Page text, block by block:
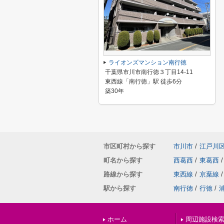
ライオンズマンション南行徳
千葉県市川市南行徳３丁目14-11
東西線「南行徳」駅 徒歩6分
築30年
市区町村から探す 市川市 / 江戸川
町名から探す
西葛西 / 東葛西 /
路線から探す
東西線 / 京葉線 /
駅から探す
南行徳 / 行徳 /
ホーム 周辺施設検索